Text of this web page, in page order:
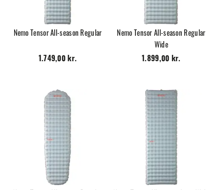
Nemo Tensor All-season Regular
1.749,00 kr.
Nemo Tensor All-season Regular
Wide
1.899,00 kr.